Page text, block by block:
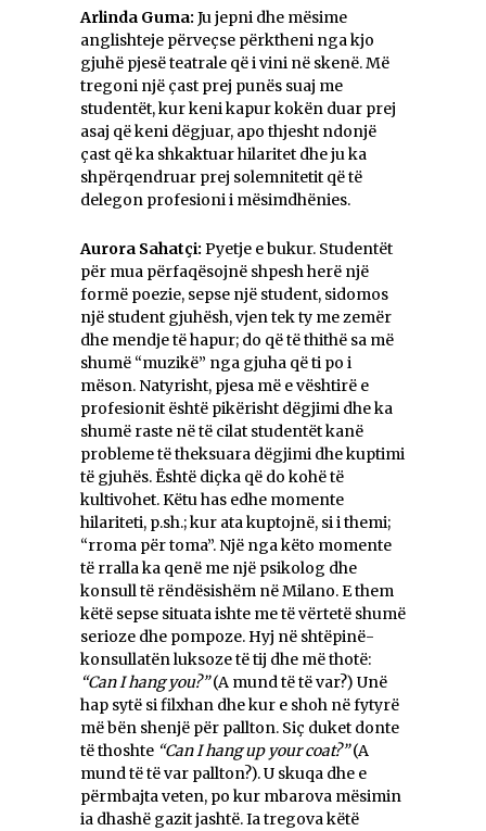
Arlinda Guma: Ju jepni dhe mësime
anglishteje përveçse përktheni nga kjo
gjuhë pjesë teatrale që i vini në skenë. Më
tregoni një çast prej punës suaj me
studentët, kur keni kapur kokën duar prej
asaj që keni dëgjuar, apo thjesht ndonjë
çast që ka shkaktuar hilaritet dhe ju ka
shpërqendruar prej solemnitetit që të
delegon profesioni i mësimdhënies.
Aurora Sahatçi: Pyetje e bukur. Studentët
për mua përfaqësojnë shpesh herë një
formë poezie, sepse një student, sidomos
një student gjuhësh, vjen tek ty me zemër
dhe mendje të hapur; do që të thithë sa më
shumë “muzikë” nga gjuha që ti po i
mëson. Natyrisht, pjesa më e vështirë e
profesionit është pikërisht dëgjimi dhe ka
shumë raste në të cilat studentët kanë
probleme të theksuara dëgjimi dhe kuptimi
të gjuhës. Është diçka që do kohë të
kultivohet. Këtu has edhe momente
hilariteti, p.sh.; kur ata kuptojnë, si i themi;
“rroma për toma”. Një nga këto momente
të rralla ka qenë me një psikolog dhe
konsull të rëndësishëm në Milano. E them
këtë sepse situata ishte me të vërtetë shumë
serioze dhe pompoze. Hyj në shtëpinë-
konsullatën luksoze të tij dhe më thotë:
“Can I hang you?”(A mund të të var?) Unë
hap sytë si filxhan dhe kur e shoh në fytyrë
më bën shenjë për pallton. Siç duket donte
të thoshte “Can I hang up your coat?”(A
mund të të var pallton?). U skuqa dhe e
përmbajta veten, po kur mbarova mësimin
ia dhashë gazit jashtë. Ia tregova këtë